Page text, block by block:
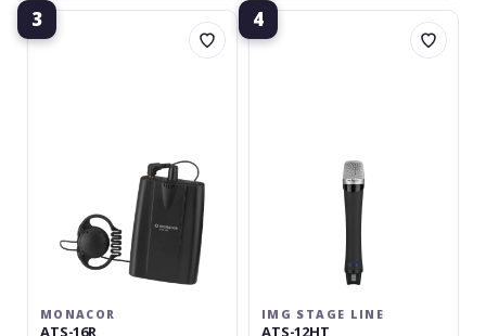
3
Monacor
ATS-
MONACOR
ATS-16R
4
img
Stage
IMG STAGE LINE
ATS-12HT